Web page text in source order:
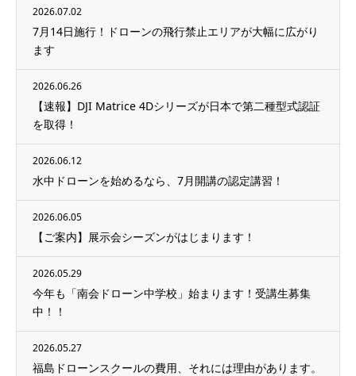
2026.07.02
7月14日施行！ドローンの飛行禁止エリアが大幅に広がり
ます
2026.06.26
【速報】DJI Matrice 4Dシリーズが日本で第二種型式認証
を取得！
2026.06.12
水中ドローンを始めるなら、7月開講の認定講習！
2026.06.05
【ご案内】展示会シーズンがはじまります！
2026.05.29
今年も「南会ドローン中学校」始まります！受講生募集
中！！
2026.05.27
福島ドローンスクールの費用、それには理由があります。